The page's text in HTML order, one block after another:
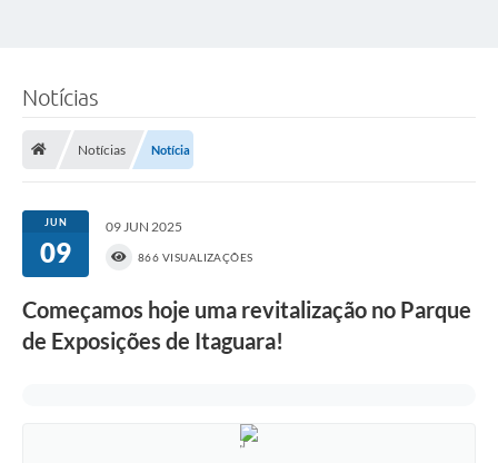
Notícias
Notícias Notícia
JUN
09
09 JUN 2025
866 VISUALIZAÇÕES
Começamos hoje uma revitalização no Parque
de Exposições de Itaguara!